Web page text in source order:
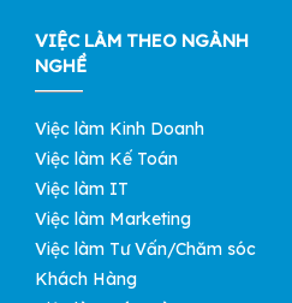
VIỆC LÀM THEO NGÀNH
NGHỀ
Việc làm Kinh Doanh
Việc làm Kế Toán
Việc làm IT
Việc làm Marketing
Việc làm Tư Vấn/Chăm sóc
Khách Hàng